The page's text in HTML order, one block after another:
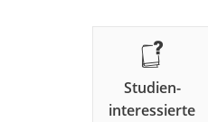
Studien-
interessierte